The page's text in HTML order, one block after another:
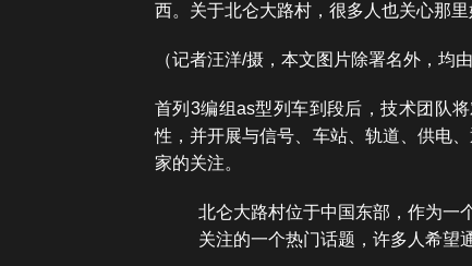
西。关于北仑大路村，很多人也关心那
（记者汪洋/摄，本文图片除署名外，均
首列3编组as型列车到段后，技术团队
性，并开展与信号、车站、轨道、供电
家的关注。
北仑大路村位于中国东部，作为一
关注的一个热门话题，许多人希望